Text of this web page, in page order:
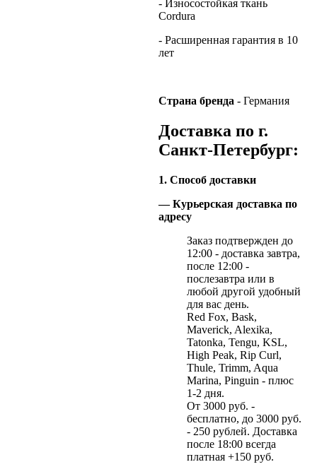
- Износостойкая ткань
Cordura
- Расширенная гарантия в 10
лет
Страна бренда - Германия
Доставка по г.
Санкт-Петербург:
1. Способ доставки
— Курьерская доставка по
адресу
Заказ подтвержден до
12:00 - доставка завтра,
после 12:00 -
послезавтра или в
любой другой удобный
для вас день.
Red Fox, Bask,
Maverick, Alexika,
Tatonka, Tengu, KSL,
High Peak, Rip Curl,
Thule, Trimm, Aqua
Marina, Pinguin - плюс
1-2 дня.
От 3000 руб. -
бесплатно, до 3000 руб.
- 250 рублей. Доставка
после 18:00 всегда
платная +150 руб.